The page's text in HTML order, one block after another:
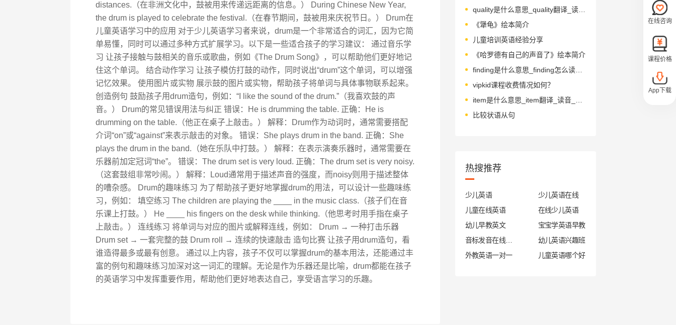
distances.（在非洲文化中，鼓被用来传递远距离的信息。） During Chinese New Year,
the drum is played to celebrate the festival.（在春节期间，鼓被用来庆祝节日。） Drum在
儿童英语学习中的应用 对于少儿英语学习者来说，drum是一个非常适合的词汇，因为它简
单易懂，同时可以通过多种方式扩展学习。以下是一些适合孩子的学习建议： 通过音乐学
习 让孩子接触与鼓相关的音乐或歌曲，例如《The Drum Song》，可以帮助他们更好地记
住这个单词。 结合动作学习 让孩子模仿打鼓的动作，同时说出“drum”这个单词，可以增强
记忆效果。 使用图片或实物 展示鼓的图片或实物，帮助孩子将单词与具体事物联系起来。
创造例句 鼓励孩子用drum造句，例如：“I like the sound of the drum.”（我喜欢鼓的声
音。） Drum的常见错误用法与纠正 错误：He is drumming the table. 正确：He is
drumming on the table.（他正在桌子上敲击。） 解释：Drum作为动词时，通常需要搭配
介词“on”或“against”来表示敲击的对象。 错误：She plays drum in the band. 正确：She
plays the drum in the band.（她在乐队中打鼓。） 解释：在表示演奏乐器时，通常需要在
乐器前加定冠词“the”。 错误：The drum set is very loud. 正确：The drum set is very noisy.
（这套鼓组非常吵闹。） 解释：Loud通常用于描述声音的强度，而noisy则用于描述整体
的嘈杂感。 Drum的趣味练习 为了帮助孩子更好地掌握drum的用法，可以设计一些趣味练
习，例如： 填空练习 The children are playing the ____ in the music class.（孩子们在音
乐课上打鼓。） He ____ his fingers on the desk while thinking.（他思考时用手指在桌子
上敲击。） 连线练习 将单词与对应的图片或解释连线，例如： Drum → 一种打击乐器
Drum set → 一套完整的鼓 Drum roll → 连续的快速敲击 造句比赛 让孩子用drum造句，看
谁造得最多或最有创意。 通过以上内容，孩子不仅可以掌握drum的基本用法，还能通过丰
富的例句和趣味练习加深对这一词汇的理解。无论是作为乐器还是比喻，drum都能在孩子
的英语学习中发挥重要作用，帮助他们更好地表达自己，享受语言学习的乐趣。
quality是什么意思_quality翻译_读音_用法_翻译
《犟龟》绘本简介
儿童培训英语经验分享
《哈罗德有自己的声音了》绘本简介
finding是什么意思_finding怎么读_音标ˈfaɪndɪŋ
vipkid课程收费情况如何？
比较状语从句
热搜推荐
少儿英语
少儿英语在线
儿童在线英语
在线少儿英语
幼儿早教英文
宝宝学英语早教
幼儿英语兴趣班
外教英语一对一
儿童英语哪个好
在线咨询
课程价格
App下载